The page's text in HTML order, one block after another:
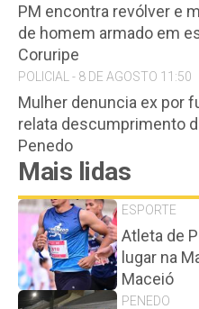
PM encontra revólver e
de homem armado em
Coruripe
POLICIAL - 8 DE AGOSTO 11:50
Mulher denuncia ex por
relata descumprimento
Penedo
Mais lidas
ESPORTE
Atleta de
lugar na
Maceió
PENEDO